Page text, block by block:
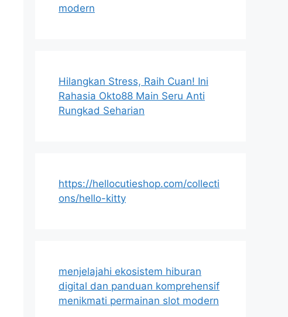
modern
Hilangkan Stress, Raih Cuan! Ini
Rahasia Okto88 Main Seru Anti
Rungkad Seharian
https://hellocutieshop.com/collecti
ons/hello-kitty
menjelajahi ekosistem hiburan
digital dan panduan komprehensif
menikmati permainan slot modern